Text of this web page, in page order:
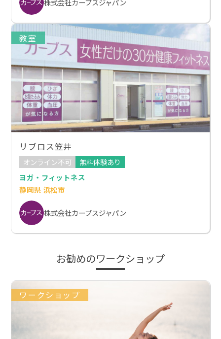
株式会社カーブスジャパン
教室
リブロス笠井
オンライン不可
無料体験あり
ヨガ・フィットネス
静岡県 浜松市
株式会社カーブスジャパン
お勧めのワークショップ
ワークショップ